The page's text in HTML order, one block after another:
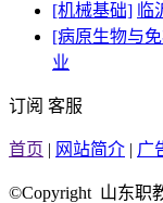
[机械基础] 临
[病原生物与
业
订阅 客服
首页 | 网站简介 | 广
©Copyright 山东职